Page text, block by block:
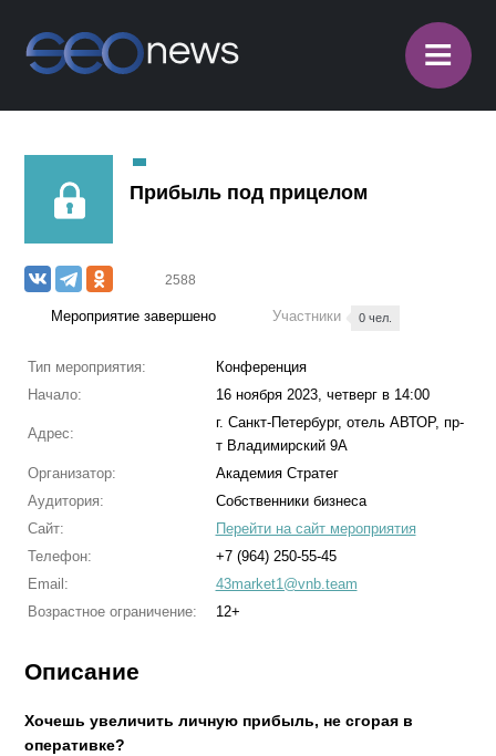
≡
Прибыль под прицелом
2588
Мероприятие завершено Участники 0 чел.
Тип мероприятия:
Конференция
Начало:
16 ноября 2023, четверг в 14:00
Адрес:
г. Санкт-Петербург, отель АВТОР, пр-
т Владимирский 9А
Организатор:
Академия Стратег
Аудитория:
Собственники бизнеса
Сайт:
Перейти на сайт мероприятия
Телефон:
+7 (964) 250-55-45
Email:
43market1@vnb.team
Возрастное ограничение:
12+
Описание
Хочешь увеличить личную прибыль, не сгорая в
оперативке?